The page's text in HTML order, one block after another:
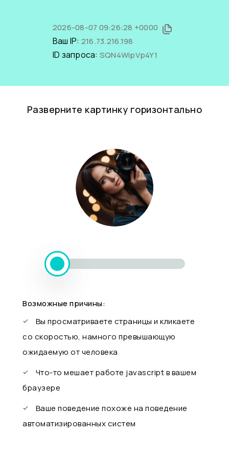
2026-08-07 09:26:28 +0000
Ваш IP: 216.73.216.198
ID запроса: SQN4WipVp4Y1
Разверните картинку горизонтально
Возможные причины:
Вы просматриваете страницы и кликаете
со скоростью, намного превышающую
ожидаемую от человека
Что-то мешает работе javascript в вашем
браузере
Ваше поведение похоже на поведение
автоматизированных систем